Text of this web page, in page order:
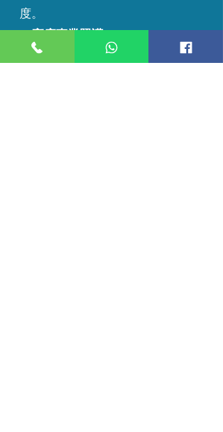
度。
2.高度專業照護
我們的服務皆由專業注冊的治療師